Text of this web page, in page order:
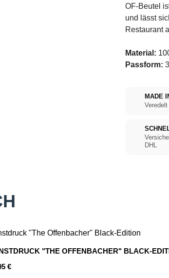
OF-Beutel
und lässt
Restaurant
Material:
Passform:
MADE
DHL
"THE OFFENBACHER" BLACK-
Preis:
€